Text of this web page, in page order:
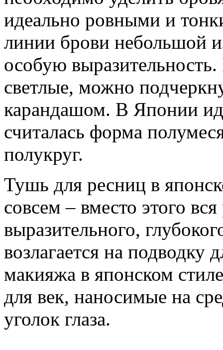
идеально ровными и
линии брови небольшой
особую
светлые, можно
карандашом. В Японии
считалась форма
полукруг.
Тушь для ресниц в
совсем – вместо этого
выразительного,
возлагается на подводку
макияжа в японском
для век, наносимые на
уголок глаза.